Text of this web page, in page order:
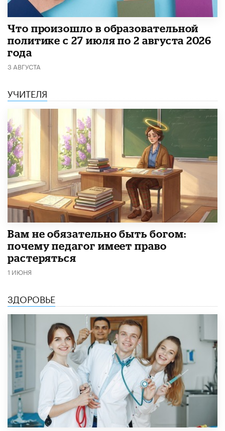
​Что произошло в образовательной
политике с 27 июля по 2 августа 2026
года
3 АВГУСТА
УЧИТЕЛЯ
​Вам не обязательно быть богом:
почему педагог имеет право
растеряться
1 ИЮНЯ
ЗДОРОВЬЕ